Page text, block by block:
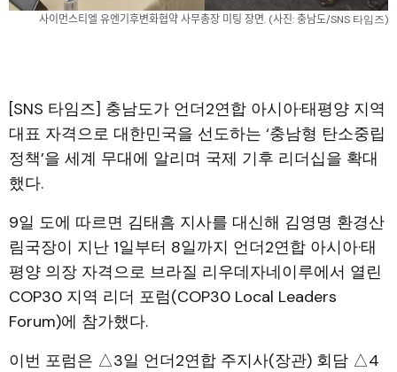
사이먼스티엘 유엔기후변화협약 사무총장 미팅 장면. (사진: 충남도/SNS 타임즈)
[SNS 타임즈] 충남도가 언더2연합 아시아·태평양 지역
대표 자격으로 대한민국을 선도하는 ‘충남형 탄소중립
정책’을 세계 무대에 알리며 국제 기후 리더십을 확대
했다.
9일 도에 따르면 김태흠 지사를 대신해 김영명 환경산
림국장이 지난 1일부터 8일까지 언더2연합 아시아·태
평양 의장 자격으로 브라질 리우데자네이루에서 열린
COP30 지역 리더 포럼(COP30 Local Leaders
Forum)에 참가했다.
이번 포럼은 △3일 언더2연합 주지사(장관) 회담 △4